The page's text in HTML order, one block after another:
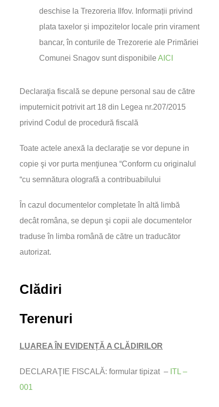
deschise la Trezoreria Ilfov. Informații privind
plata taxelor și impozitelor locale prin virament
bancar, în conturile de Trezorerie ale Primăriei
Comunei Snagov sunt disponibile AICI
Declaraţia fiscală se depune personal sau de către
imputernicit potrivit art 18 din Legea nr.207/2015
privind Codul de procedură fiscală
Toate actele anexă la declaraţie se vor depune in
copie şi vor purta menţiunea “Conform cu originalul
“cu semnătura olografă a contribuabilului
În cazul documentelor completate în altă limbă
decât româna, se depun şi copii ale documentelor
traduse în limba română de către un traducător
autorizat.
Clădiri
Terenuri
LUAREA ÎN EVIDENȚĂ A CLĂDIRILOR
DECLARAŢIE FISCALĂ: formular tipizat – ITL –
001